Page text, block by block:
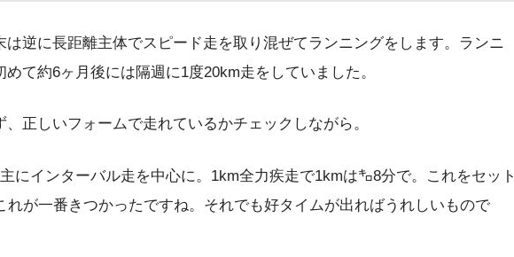
は逆に長距離主体でスピード走を取り混ぜてランニングをします。ランニ
めて約6ヶ月後には隔週に1度20km走をしていました。
、正しいフォームで走れているかチェックしながら。
にインターバル走を中心に。1km全力疾走で1kmは㌔8分で。これをセット
れが一番きつかったですね。それでも好タイムが出ればうれしいもので